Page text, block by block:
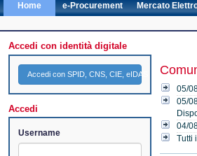
Home e-Procurement Mercato
Accedi con identità digitale
Accedi con SPID, CNS, CIE, eIDAS
Accedi
Username
05/
05/
04/
Tutti